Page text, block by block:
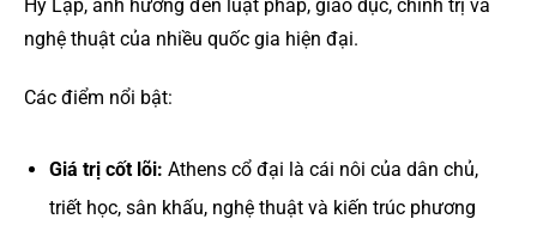
Hy Lạp, ảnh hưởng đến luật pháp, giáo dục, chính trị và
nghệ thuật của nhiều quốc gia hiện đại.
Các điểm nổi bật:
Giá trị cốt lõi: Athens cổ đại là cái nôi của dân chủ,
triết học, sân khấu, nghệ thuật và kiến trúc phương